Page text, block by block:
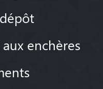
enchères